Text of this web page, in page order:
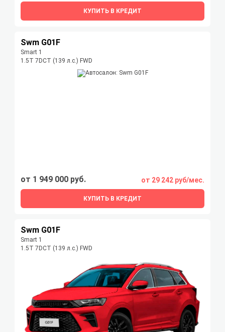
КУПИТЬ В КРЕДИТ
Swm G01F
Smart 1
1.5T 7DCT (139 л.с.) FWD
от 1 949 000 руб. от 29 242 руб/мес.
КУПИТЬ В КРЕДИТ
Swm G01F
Smart 1
1.5T 7DCT (139 л.с.) FWD